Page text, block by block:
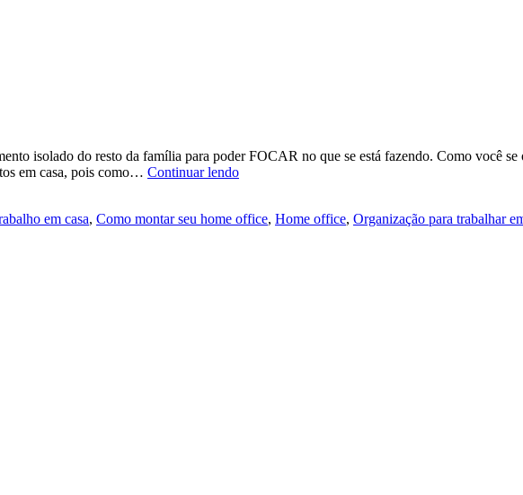
isolado do resto da família para poder FOCAR no que se está fazendo. Como você se
em casa, pois como… Continuar lendo
em casa, Como montar seu home office, Home office, Organização para trabalhar